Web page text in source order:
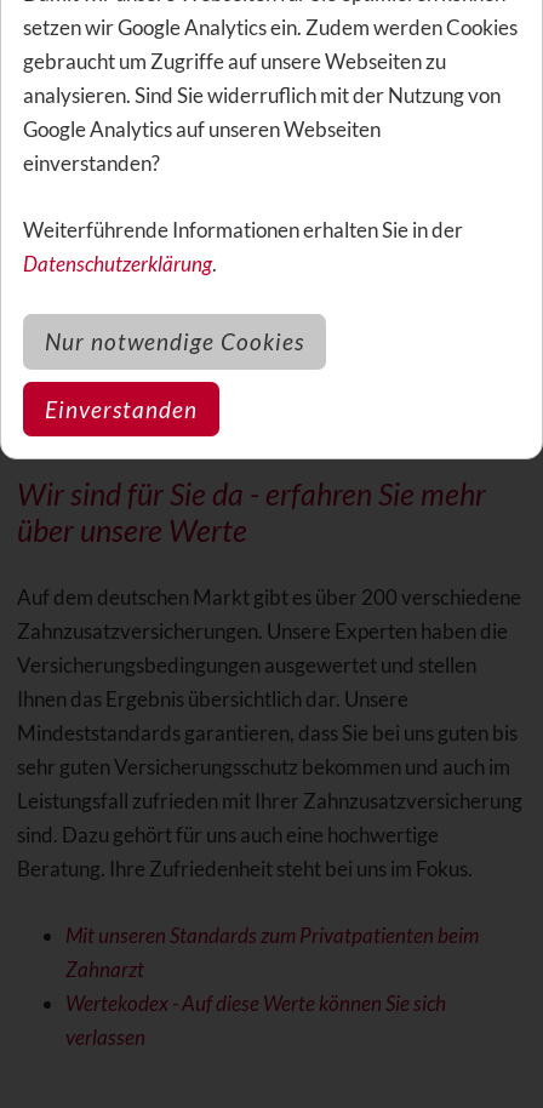
Ihr direkter Draht zur unseren
Experten:040 / 357 358 48
...oder für später einen
Hat Ihnen der Artikel gefallen? Dann könnten folgende
Empfehlungen für Sie auch von Interesse sein.
Wir sind für Sie da - erfahren Sie mehr
über unsere Werte
Auf dem deutschen Markt gibt es über 200 verschiedene
Zahnzusatzversicherungen. Unsere Experten haben die
Versicherungsbedingungen ausgewertet und stellen
Ihnen das Ergebnis übersichtlich dar. Unsere
Mindeststandards garantieren, dass Sie bei uns guten bis
sehr guten Versicherungsschutz bekommen und auch im
Leistungsfall zufrieden mit Ihrer Zahnzusatzversicherung
sind. Dazu gehört für uns auch eine hochwertige
Beratung. Ihre Zufriedenheit steht bei uns im Fokus.
Mit unseren Standards zum Privatpatienten beim
Zahnarzt
Wertekodex - Auf diese Werte können Sie sich
verlassen
setzen wir Google Analytics ein. Zudem werden Cookies
gebraucht um Zugriffe auf unsere Webseiten zu
analysieren. Sind Sie widerruflich mit der Nutzung von
Google Analytics auf unseren Webseiten
einverstanden?
Weiterführende Informationen erhalten Sie in der
Datenschutzerklärung.
Nur notwendige Cookies
Einverstanden